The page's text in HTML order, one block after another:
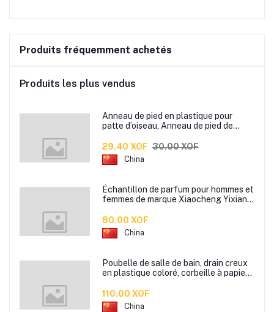
Produits fréquemment achetés
Produits les plus vendus
Anneau de pied en plastique pour
patte d’oiseau, Anneau de pied de
pour oiseaux
29.40 XOF 30.00 XOF
China
Échantillon de parfum pour hommes et
femmes de marque Xiaocheng Yixiang
80.00 XOF
China
Poubelle de salle de bain, drain creux
en plastique coloré, corbeille à papier
110.00 XOF
China